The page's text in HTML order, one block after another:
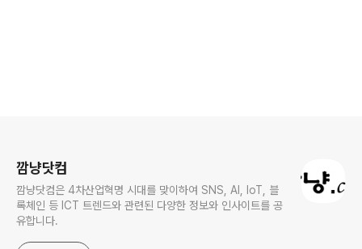
깜냥닷컴
깜냥닷컴은 4차산업혁명 시대를 맞이하여 SNS, AI, IoT, 블
록체인 등 ICT 트렌드와 관련된 다양한 정보와 인사이트를 공
유합니다.